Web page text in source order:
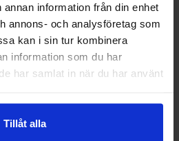
information från din enhet
annons- och analysföretag som
kan i sin tur kombinera
information som du har
har samlat in när du har använt
Tillåt alla
AAA
Från
10.80 SEK
Inklusive 25% moms
Mängdrabatt
Antal Pris /st
1-till
9 st
18 SEK
10
24 st
25 -tillst